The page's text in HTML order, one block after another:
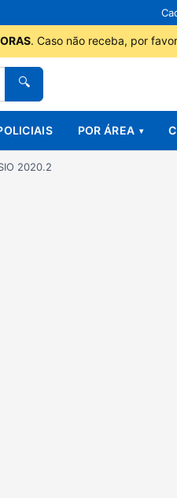
. Caso não receba, por
🔍
POR ÁREA
2020.2